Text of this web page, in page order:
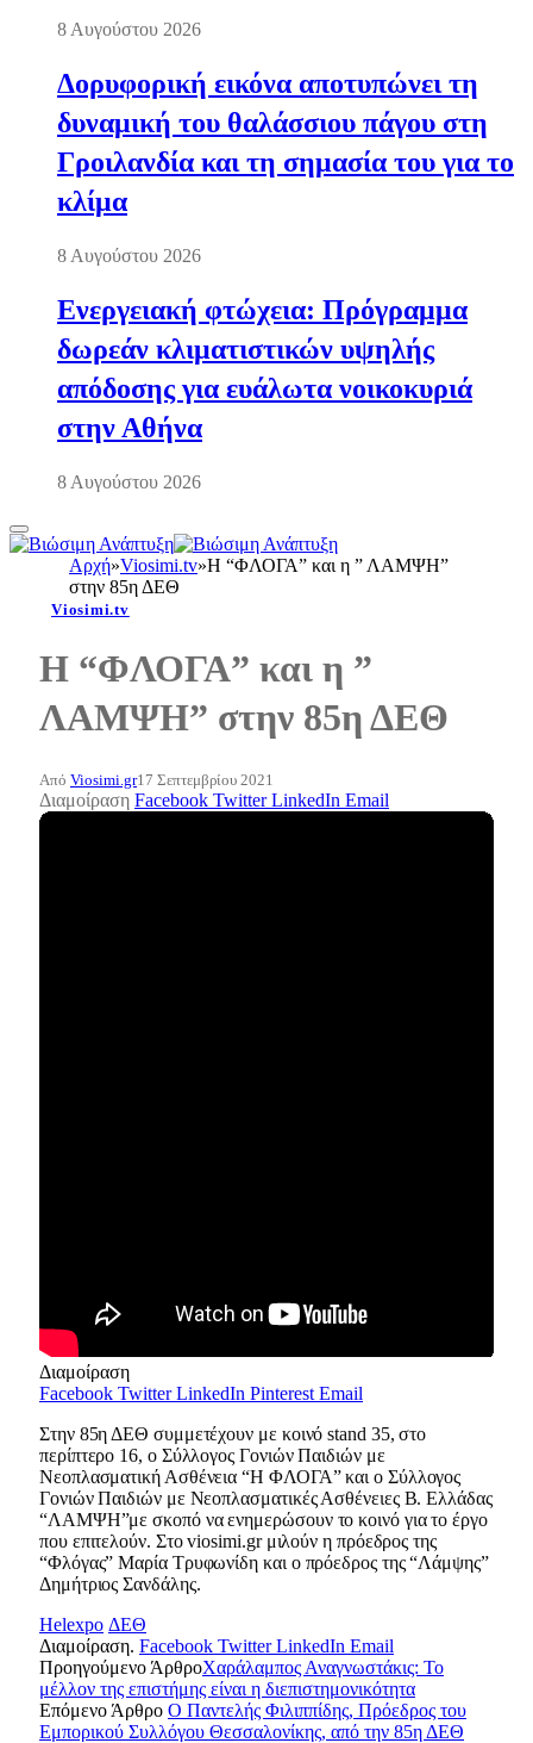
8 Αυγούστου 2026
Δορυφορική εικόνα αποτυπώνει τη
δυναμική του θαλάσσιου πάγου στη
Γροιλανδία και τη σημασία του για το
κλίμα
8 Αυγούστου 2026
Ενεργειακή φτώχεια: Πρόγραμμα
δωρεάν κλιματιστικών υψηλής
απόδοσης για ευάλωτα νοικοκυριά
στην Αθήνα
8 Αυγούστου 2026
Αρχή»Viosimi.tv»Η “ΦΛΟΓΑ” και η ” ΛΑΜΨΗ”
στην 85η ΔΕΘ
Viosimi.tv
Η “ΦΛΟΓΑ” και η ”
ΛΑΜΨΗ” στην 85η ΔΕΘ
Από Viosimi.gr17 Σεπτεμβρίου 2021
Διαμοίραση Facebook Twitter LinkedIn Email
Διαμοίραση
Facebook Twitter LinkedIn Pinterest Email
Στην 85η ΔΕΘ συμμετέχουν με κοινό stand 35, στο
περίπτερο 16, ο Σύλλογος Γονιών Παιδιών με
Νεοπλασματική Ασθένεια “Η ΦΛΟΓΑ” και ο Σύλλογος
Γονιών Παιδιών με Νεοπλασματικές Ασθένειες Β. Ελλάδας
“ΛΑΜΨΗ”με σκοπό να ενημερώσουν το κοινό για το έργο
που επιτελούν. Στο viosimi.gr μιλούν η πρόεδρος της
“Φλόγας” Μαρία Τρυφωνίδη και ο πρόεδρος της “Λάμψης”
Δημήτριος Σανδάλης.
Helexpo ΔΕΘ
Διαμοίραση. Facebook Twitter LinkedIn Email
Προηγούμενο ΆρθροΧαράλαμπος Αναγνωστάκις: Το
μέλλον της επιστήμης είναι η διεπιστημονικότητα
Επόμενο Άρθρο Ο Παντελής Φιλιππίδης, Πρόεδρος του
Εμπορικού Συλλόγου Θεσσαλονίκης, από την 85η ΔΕΘ